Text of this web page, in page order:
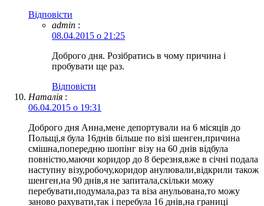
Відповіcти
admin :
08.04.2015 о 21:25
Доброго дня. Розібратись в чому причина і
пробувати ще раз.
Відповіcти
Наталія :
06.04.2015 о 19:31
Доброго дня Анна,мене депортували на 6 місяців до
Польщі,я була 16днів більше по візі шенген,причина
смішна,попередню шопінг візу на 60 днів відбула
повністю,маючи коридор до 8 березня,вже в січні подала
наступну візу,робочу,коридор анулювали,відкрили також
шенген,на 90 днів,я не запитала,скільки можу
перебувати,подумала,раз та віза анульована,то можу
заново рахувати,так і перебула 16 днів,на границі